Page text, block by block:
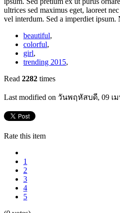
ultrices sed maximus eget, laoreet
vel interdum. Sed a imperdiet ipsum.
beautiful,
colorful,
girl,
trending 2015,
Read 2282 times
Last modified on วันพฤหัสบดี, 09 เ
Rate this item
1
2
3
4
5